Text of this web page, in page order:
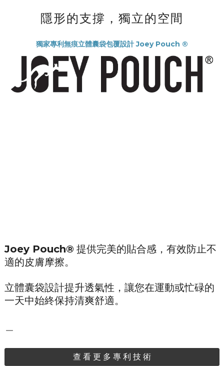
隱形的支撐，獨立的空間
獨家專利無痕立體囊袋包覆設計 Joey Pouch ®
Joey Pouch® 提供完美的貼合感，有效防止不
適的皮膚摩擦。
立體囊袋設計提升透氣性，讓您在運動或忙碌的
一天中始終保持清爽舒適。
查 看 更 多 專 利 技 術